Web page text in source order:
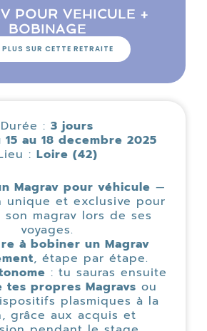
POUR VEHICULE +
BOBINAGE
SUR CETTE RETRAITE
Durée : 3 jours
15 au 18 decembre 2025
: Loire (42)
Magrav pour véhicule —
unique et exclusive pour
son magrav lors de ses
voyages.
à bobiner un Magrav
, étape par étape.
: tu sauras ensuite
tes propres Magravs ou
plasmiques à la
grâce aux acquis et